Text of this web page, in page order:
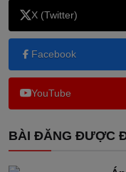
X (Twitter)
Facebook
YouTube
BÀI ĐĂNG ĐƯỢC